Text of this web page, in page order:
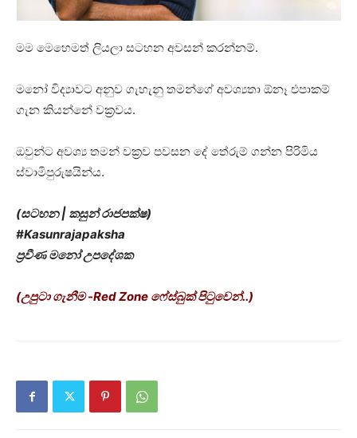
මම මෙහෙමත් ලියලා සටහන අවසන් කරන්නම්.
මනෝ විද්‍යාවට අනුව ගැහැනු තමන්ගේ අවශ්‍යතා ඕනෑ එපාකම්
ගැන කියන්නේ වක්‍රවය.
ඔවුන්ට අවශ්‍ය තමන් වක්‍රව පවසන දේ තේරුම් ගන්න පිරිමිය
ස්වාමිපුරුෂයින්ය.
(සටහන | කසුන් රාජපක්ෂ)
#Kasunrajapaksha
ප්‍රවීණ මනෝ උපදේශක
(උපුටා ගැනීම -Red Zone ෆේස්බුක් පිටුවෙන්..)